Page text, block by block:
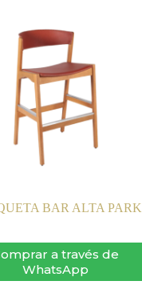
BAR ALTA PARK
a través de
WhatsApp